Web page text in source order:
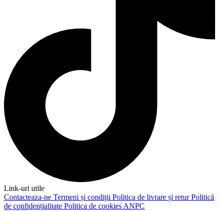
Link-uri utile
Contacteaza-ne Termeni și condiții Politica de livrare și returPolitică
de confidențialitate Politica de cookies ANPC